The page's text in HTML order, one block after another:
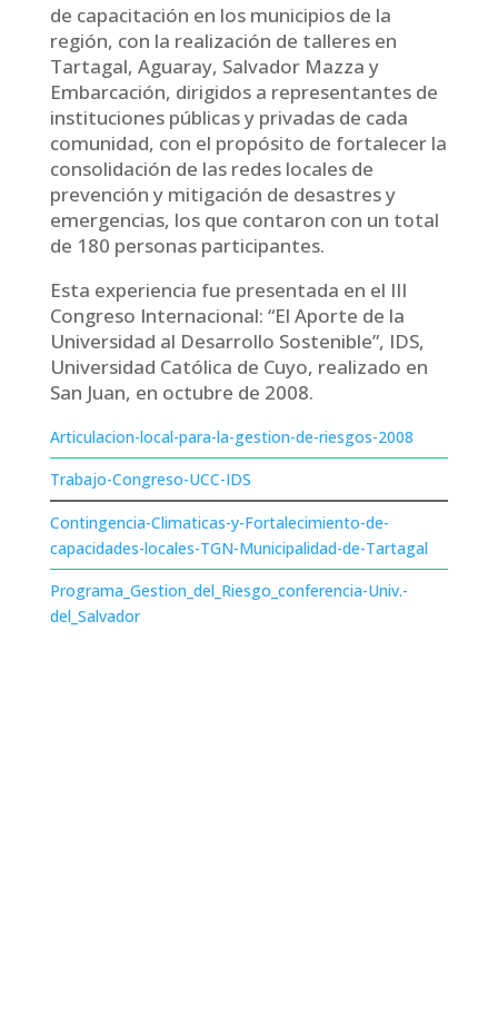
de capacitación en los municipios de la
región, con la realización de talleres en
Tartagal, Aguaray, Salvador Mazza y
Embarcación, dirigidos a representantes de
instituciones públicas y privadas de cada
comunidad, con el propósito de fortalecer la
consolidación de las redes locales de
prevención y mitigación de desastres y
emergencias, los que contaron con un total
de 180 personas participantes.
Esta experiencia fue presentada en el III
Congreso Internacional: “El Aporte de la
Universidad al Desarrollo Sostenible”, IDS,
Universidad Católica de Cuyo, realizado en
San Juan, en octubre de 2008.
Articulacion-local-para-la-gestion-de-riesgos-2008
Trabajo-Congreso-UCC-IDS
Contingencia-Climaticas-y-Fortalecimiento-de-
capacidades-locales-TGN-Municipalidad-de-Tartagal
Programa_Gestion_del_Riesgo_conferencia-Univ.-
del_Salvador